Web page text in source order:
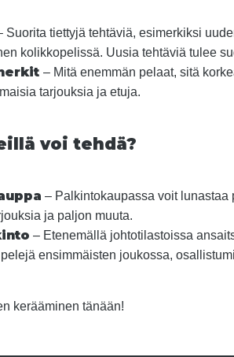
Suorita tiettyjä tehtäviä, esimerkiksi
kolikkopelissä. Uusia tehtäviä tulee
– Mitä enemmän pelaat, sitä
tarjouksia ja etuja.
voi tehdä?
– Palkintokaupassa voit
ja paljon muuta.
– Etenemällä johtotilastoissa
ensimmäisten joukossa,
kerääminen tänään!